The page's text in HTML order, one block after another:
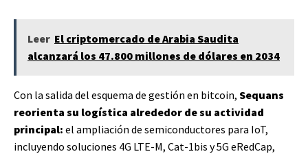
Leer El criptomercado de Arabia Saudita
alcanzará los 47.800 millones de dólares en 2034
Con la salida del esquema de gestión en bitcoin, Sequans
reorienta su logística alrededor de su actividad
principal: el ampliación de semiconductores para IoT,
incluyendo soluciones 4G LTE-M, Cat-1bis y 5G eRedCap,